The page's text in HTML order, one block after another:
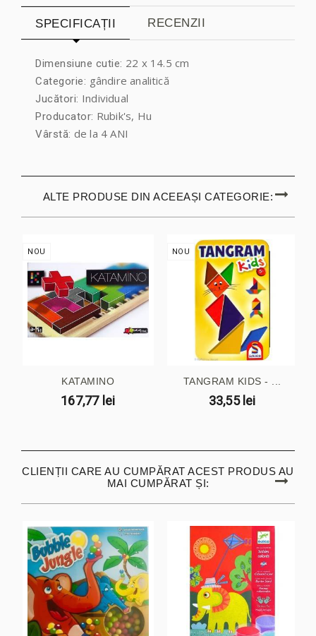
SPECIFICAȚII RECENZII
Dimensiune cutie: 22 x 14.5 cm
Categorie: gândire analitică
Jucători: Individual
Producator: Rubik's, Hu
Vârstă: de la 4 ANI
ALTE PRODUSE DIN ACEEAȘI CATEGORIE:
NOU
KATAMINO
167,77 lei
NOU
TANGRAM KIDS - ...
33,55 lei
CLIENȚII CARE AU CUMPĂRAT ACEST PRODUS AU
MAI CUMPĂRAT ȘI: